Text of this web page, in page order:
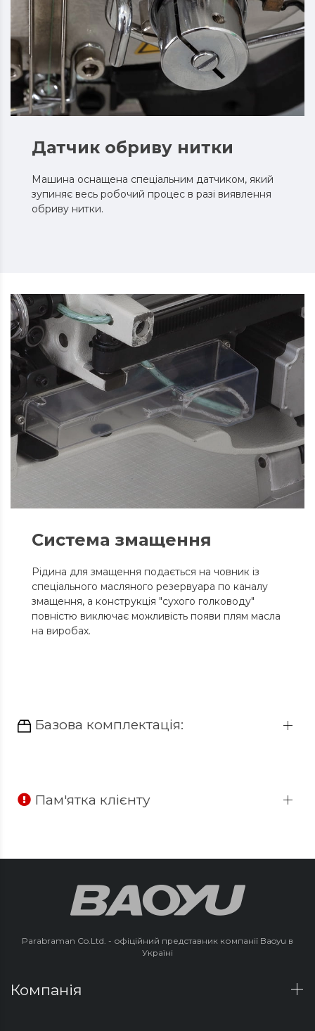
Датчик обриву нитки
Машина оснащена спеціальним датчиком, який
зупиняє весь робочий процес в разі виявлення
обриву нитки.
Система змащення
Рідина для змащення подається на човник із
спеціального масляного резервуара по каналу
змащення, а конструкція "сухого голководу"
повністю виключає можливість появи плям масла
на виробах.
Базова комплектація:
Пам'ятка клієнту
Parabraman Co.Ltd. - офіційний представник компанії Baoyu в
Україні
Компанія